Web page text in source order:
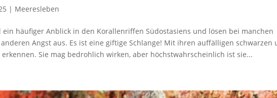
| Meeresleben
ein häufiger Anblick in den Korallenriffen Südostasiens und lösen bei manchen
Angst aus. Es ist eine giftige Schlange! Mit ihren auffälligen schwarzen
Sie mag bedrohlich wirken, aber höchstwahrscheinlich ist sie...